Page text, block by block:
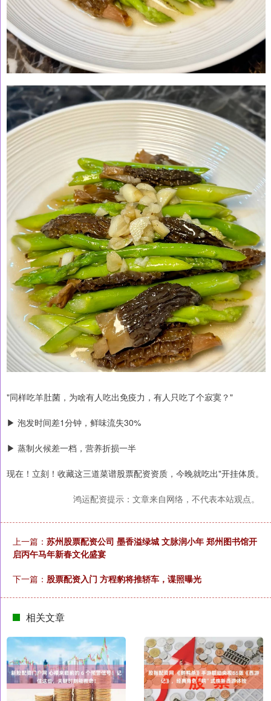
"同样吃羊肚菌，为啥有人吃出免疫力，有人只吃了个寂寞？"
▶ 泡发时间差1分钟，鲜味流失30%
▶ 蒸制火候差一档，营养折损一半
现在！立刻！收藏这三道菜谱股票配资资质，今晚就吃出"开挂体质。
鸿运配资提示：文章来自网络，不代表本站观点。
上一篇： 苏州股票配资公司 墨香溢绿城 文脉润小年 郑州图书馆开
启丙午马年新春文化盛宴
下一篇： 股票配资入门 方程豹将推轿车，谍照曝光
相关文章